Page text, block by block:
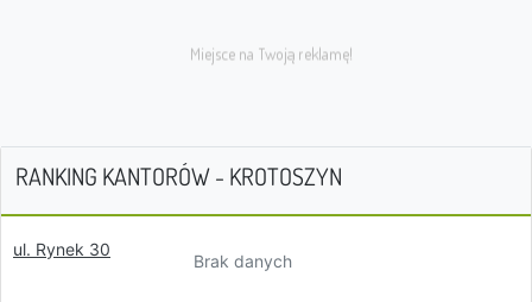
RANKING KANTORÓW - KROTOSZYN
ul. Rynek 30
Brak danych